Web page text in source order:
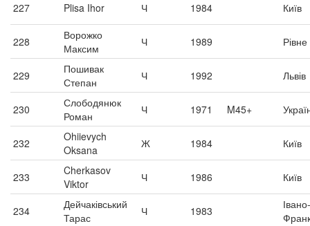
227 Plisa Ihor Ч 1984 Київ
228
Ворожко
Максим
Ч 1989 Рівне
229
Пошивак
Степан
Ч 1992 Львів
230
Слободянюк
Роман
Ч 1971 M45+
232
Ohiievych
Oksana
Ж 1984 Київ
233
Cherkasov
Viktor
Ч 1986 Київ
234
Дейчаківський
Тарас
Ч 1983
Івано-